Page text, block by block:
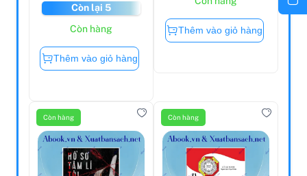
Còn lại 5
Còn hàng
Thêm vào giỏ hàng
Thêm vào giỏ hàng
Còn hàng Còn hàng